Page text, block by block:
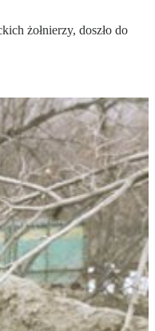
żołnierzy, doszło do